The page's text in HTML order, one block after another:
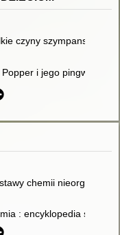
czyny szympansa
i jego pingwiny
chemii
: praca zbiorowa
: encyklopedia szkolna